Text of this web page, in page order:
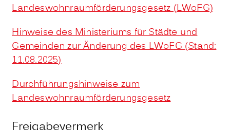
Landeswohnraumförderungsgesetz (LWoFG)
Hinweise des Ministeriums für Städte und
Gemeinden zur Änderung des LWoFG (Stand:
11.08.2025)
Durchführungshinweise zum
Landeswohnraumförderungsgesetz